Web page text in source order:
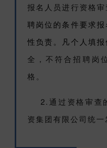
报名人员进行资格审
聘岗位的条件要求
性负责。凡个人填
全，不符合招聘岗
格。
2.通过资格审查
资集团有限公司统一